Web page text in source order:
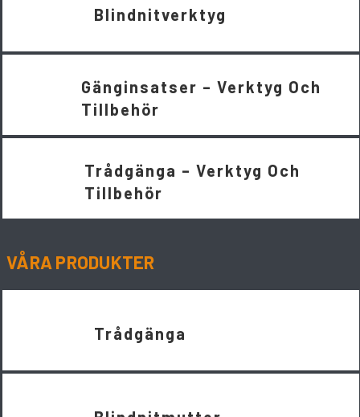
Blindnitverktyg
Gänginsatser – Verktyg Och
Tillbehör
Trådgänga – Verktyg Och
Tillbehör
VÅRA PRODUKTER
Trådgänga